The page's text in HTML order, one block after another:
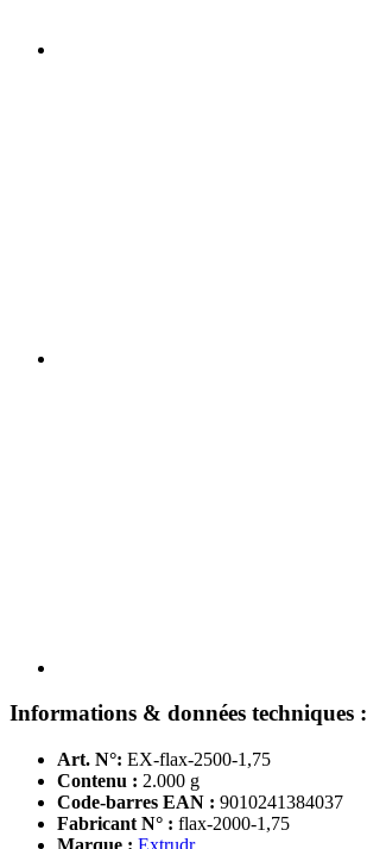
Informations & données techniques :
Art. N°: EX-flax-2500-1,75
Contenu : 2.000 g
Code-barres EAN : 9010241384037
Fabricant N° : flax-2000-1,75
Marque : Extrudr